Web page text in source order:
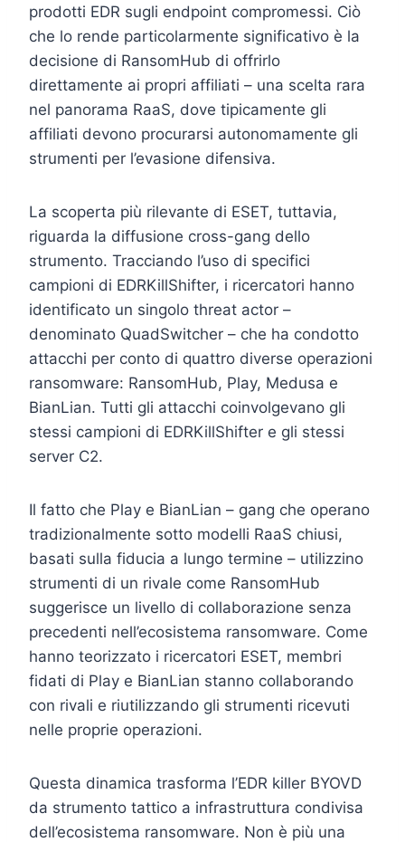
prodotti EDR sugli endpoint compromessi. Ciò
che lo rende particolarmente significativo è la
decisione di RansomHub di offrirlo
direttamente ai propri affiliati – una scelta rara
nel panorama RaaS, dove tipicamente gli
affiliati devono procurarsi autonomamente gli
strumenti per l’evasione difensiva.
La scoperta più rilevante di ESET, tuttavia,
riguarda la diffusione cross-gang dello
strumento. Tracciando l’uso di specifici
campioni di EDRKillShifter, i ricercatori hanno
identificato un singolo threat actor –
denominato QuadSwitcher – che ha condotto
attacchi per conto di quattro diverse operazioni
ransomware: RansomHub, Play, Medusa e
BianLian. Tutti gli attacchi coinvolgevano gli
stessi campioni di EDRKillShifter e gli stessi
server C2.
Il fatto che Play e BianLian – gang che operano
tradizionalmente sotto modelli RaaS chiusi,
basati sulla fiducia a lungo termine – utilizzino
strumenti di un rivale come RansomHub
suggerisce un livello di collaborazione senza
precedenti nell’ecosistema ransomware. Come
hanno teorizzato i ricercatori ESET, membri
fidati di Play e BianLian stanno collaborando
con rivali e riutilizzando gli strumenti ricevuti
nelle proprie operazioni.
Questa dinamica trasforma l’EDR killer BYOVD
da strumento tattico a infrastruttura condivisa
dell’ecosistema ransomware. Non è più una